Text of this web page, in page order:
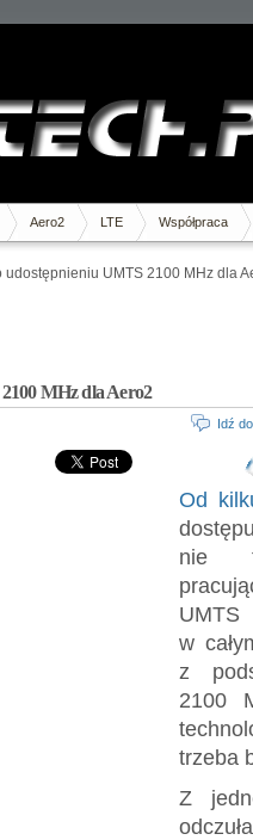
Aero2 LTE Współpraca
udostępnieniu UMTS 2100 MHz dla
MHz dla Aero2
Idź
Od
nie
w
z
2100
trzeba
Z